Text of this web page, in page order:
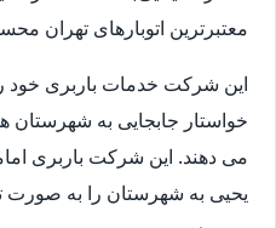
معتبرترین اتوبارهای تهران
این شرکت خدمات باربری خود
خواستار جابجایی به شهرستان
می دهند. این شرکت باربری
یحیی به شهرستان را به